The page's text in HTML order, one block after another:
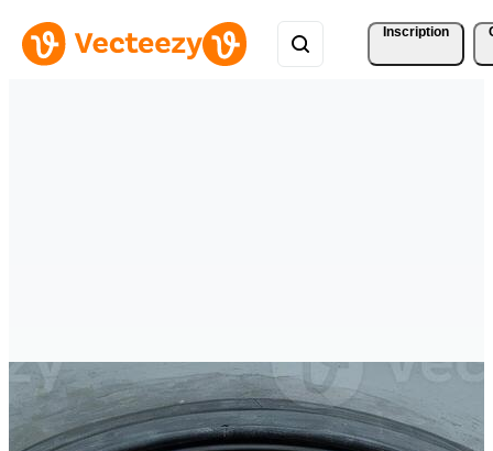
Inscription